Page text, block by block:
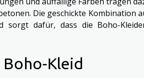
Die geschickte Kombination
dafür, dass die Boho-
Kleid